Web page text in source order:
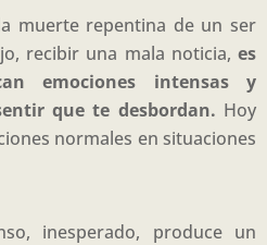
muerte repentina de un ser
recibir una mala noticia, es
emociones intensas y
que te desbordan. Hoy
normales en situaciones
inesperado, produce un